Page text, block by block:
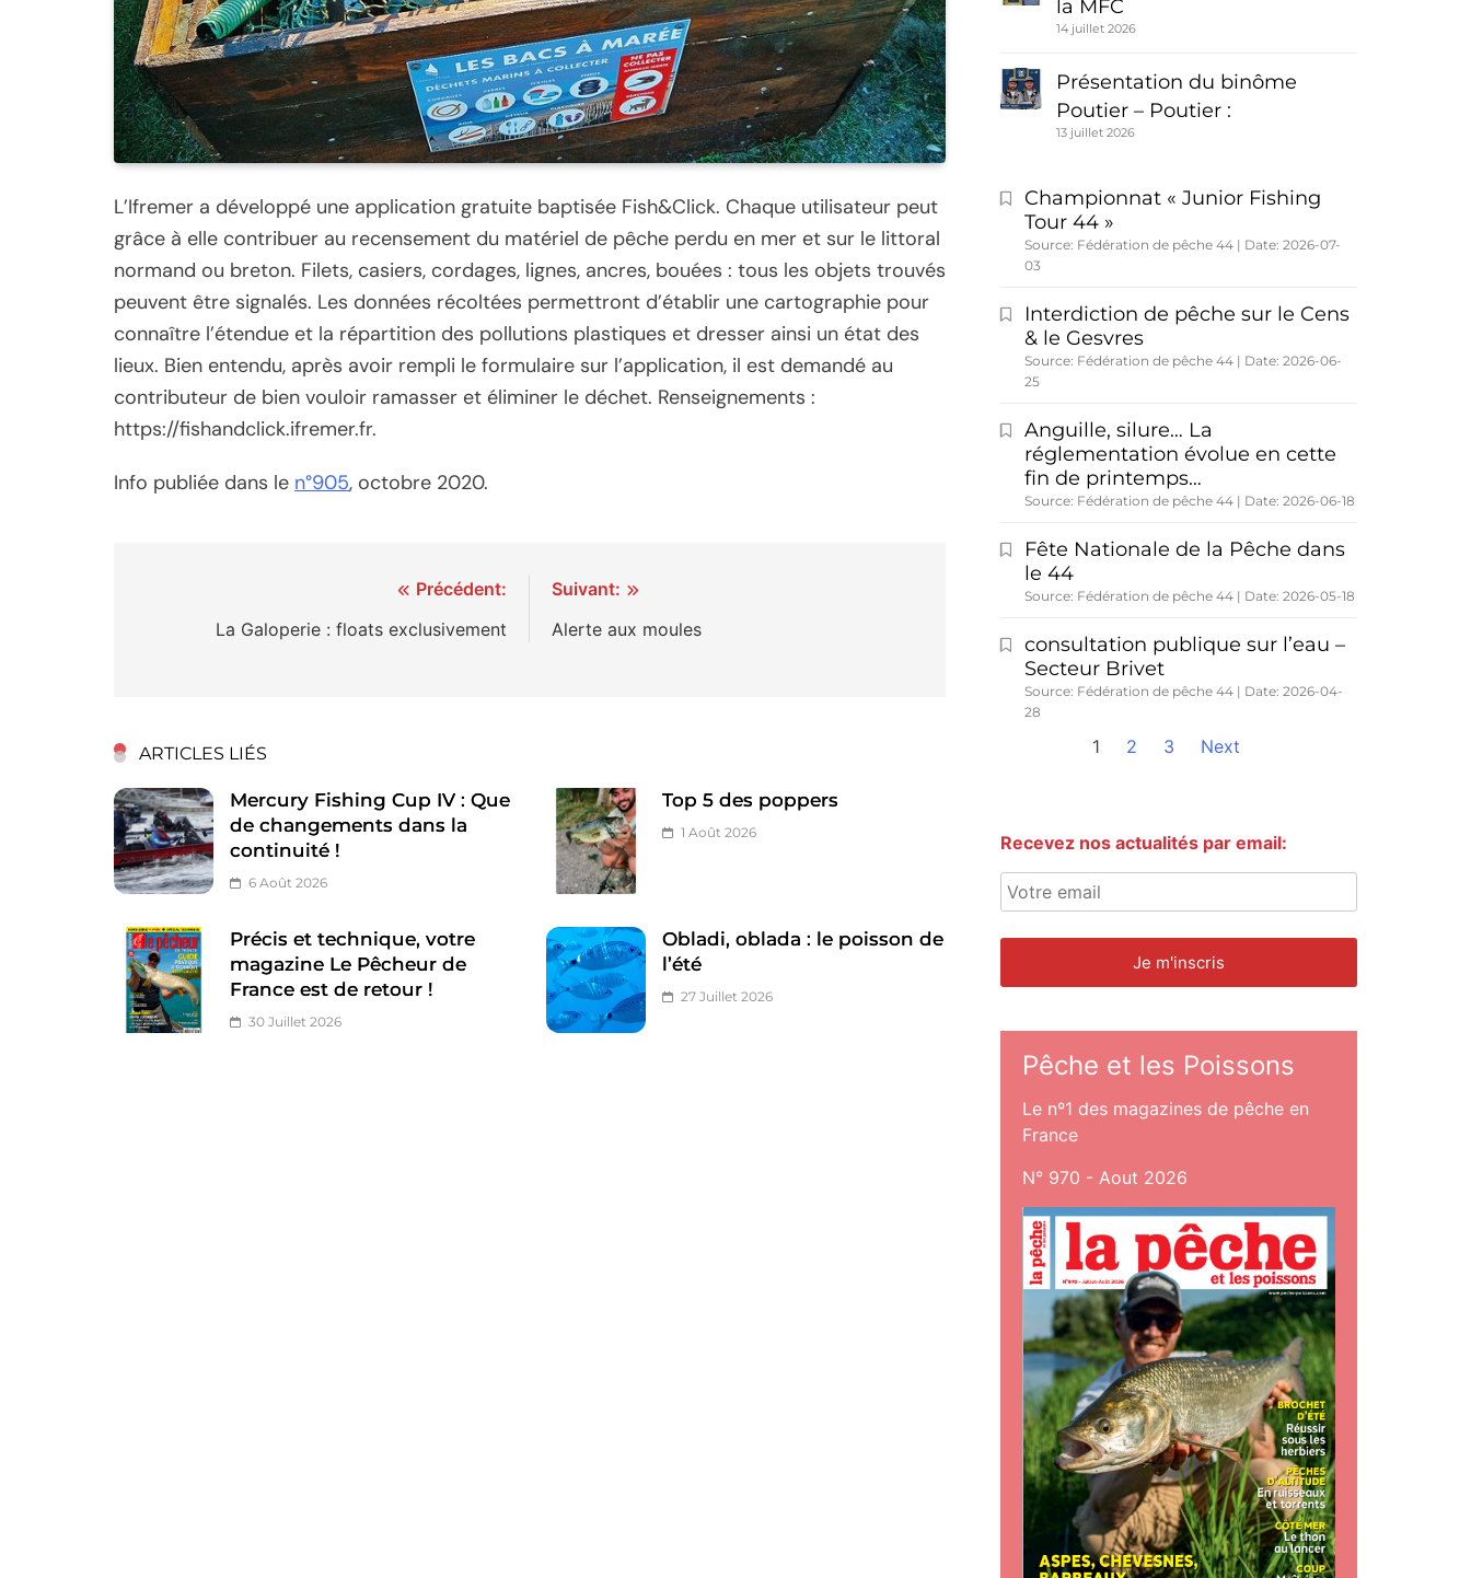
L’Ifremer a développé une application gratuite baptisée Fish&Click. Chaque utilisateur peut
grâce à elle contribuer au recensement du matériel de pêche perdu en mer et sur le littoral
normand ou breton. Filets, casiers, cordages, lignes, ancres, bouées : tous les objets trouvés
peuvent être signalés. Les données récoltées permettront d’établir une cartographie pour
connaître l’étendue et la répartition des pollutions plastiques et dresser ainsi un état des
lieux. Bien entendu, après avoir rempli le formulaire sur l’application, il est demandé au
contributeur de bien vouloir ramasser et éliminer le déchet. Renseignements :
https://fishandclick.ifremer.fr.
Info publiée dans le n°905, octobre 2020.
Précédent:
La Galoperie : floats exclusivement
Suivant:
Alerte aux moules
ARTICLES LIÉS
Mercury Fishing Cup IV : Que
de changements dans la
continuité !
6 Août 2026
Top 5 des poppers
1 Août 2026
Précis et technique, votre
magazine Le Pêcheur de
France est de retour !
30 Juillet 2026
Obladi, oblada : le poisson de
l’été
27 Juillet 2026
la MFC
14 juillet 2026
Présentation du binôme
Poutier – Poutier :
13 juillet 2026
Championnat « Junior Fishing
Tour 44 »
Source: Fédération de pêche 44
Date: 2026-07-
03
Interdiction de pêche sur le Cens
& le Gesvres
Source: Fédération de pêche 44
Date: 2026-06-
25
Anguille, silure… La
réglementation évolue en cette
fin de printemps…
Source: Fédération de pêche 44 Date: 2026-06-18
Fête Nationale de la Pêche dans
le 44
Source: Fédération de pêche 44 Date: 2026-05-18
consultation publique sur l’eau –
Secteur Brivet
Source: Fédération de pêche 44
Date: 2026-04-
28
1 2 3 Next
Recevez nos actualités par email:
Pêche et les Poissons
Le nº1 des magazines de pêche en
France
N° 970 - Aout 2026